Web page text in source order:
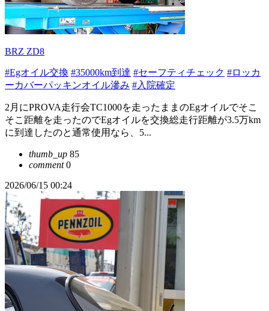
BRZ ZD8
#Egオイル交換 #35000km到達 #セーフティチェック #ロッカ
ーカバーパッキンオイル滲み #入院確定
2月にPROVA走行会TC1000を走ったままのEgオイルでそこ
そこ距離を走ったのでEgオイルを交換総走行距離が3.5万km
に到達したのと通常使用なら、5...
thumb_up 85
comment0
2026/06/15 00:24